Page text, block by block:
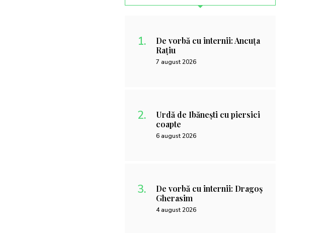
De vorbă cu internii: Ancuța
Rațiu
7 august 2026
Urdă de Ibănești cu piersici
coapte
6 august 2026
De vorbă cu internii: Dragoș
Gherasim
4 august 2026